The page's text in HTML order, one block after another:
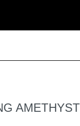
AMETHYST